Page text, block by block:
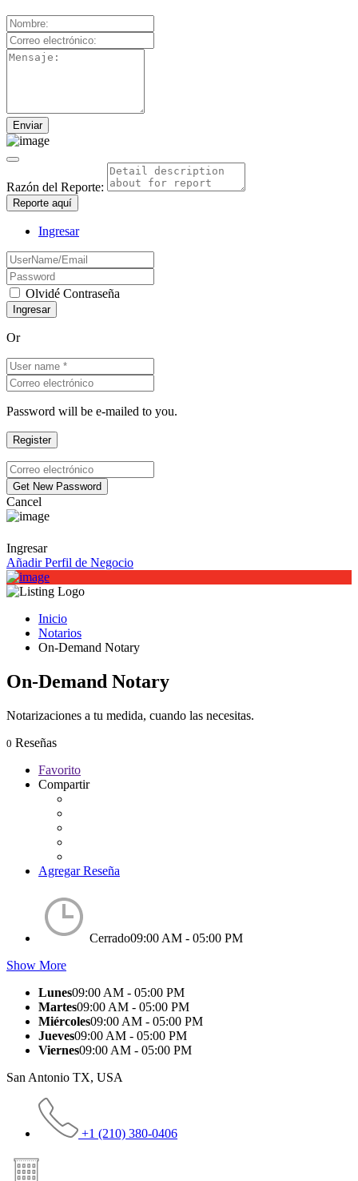
Razón del Reporte:
Reporte aquí
Ingresar
Olvidé Contraseña
Or
Password will be e-mailed to you.
Cancel
Ingresar
Añadir Perfil de Negocio
Inicio
Notarios
On-Demand Notary
On-Demand Notary
Notarizaciones a tu medida, cuando las necesitas.
0 Reseñas
Favorito
Compartir
Agregar Reseña
Cerrado09:00 AM - 05:00 PM
Show More
Lunes09:00 AM - 05:00 PM
Martes09:00 AM - 05:00 PM
Miércoles09:00 AM - 05:00 PM
Jueves09:00 AM - 05:00 PM
Viernes09:00 AM - 05:00 PM
San Antonio TX, USA
+1 (210) 380-0406